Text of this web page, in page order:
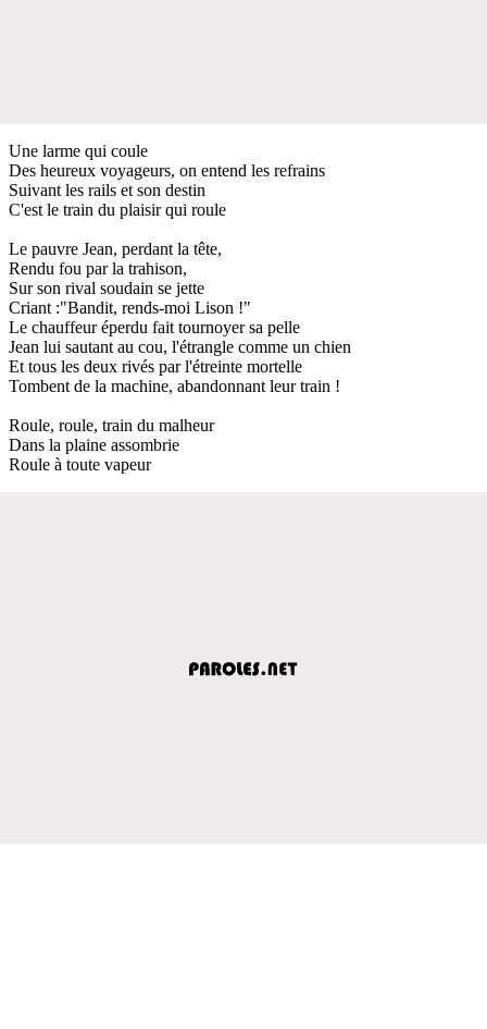
Une larme qui coule
Des heureux voyageurs, on entend les refrains
Suivant les rails et son destin
C'est le train du plaisir qui roule
Le pauvre Jean, perdant la tête,
Rendu fou par la trahison,
Sur son rival soudain se jette
Criant :"Bandit, rends-moi Lison !"
Le chauffeur éperdu fait tournoyer sa pelle
Jean lui sautant au cou, l'étrangle comme un chien
Et tous les deux rivés par l'étreinte mortelle
Tombent de la machine, abandonnant leur train !
Roule, roule, train du malheur
Dans la plaine assombrie
Roule à toute vapeur